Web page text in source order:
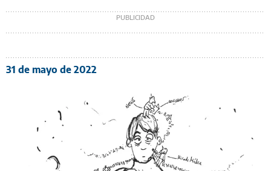
31 de mayo de 2022